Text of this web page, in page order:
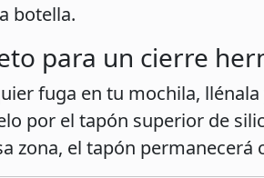
botella.
para un cierre
fuga en tu mochila,
por el tapón superior de
zona, el tapón